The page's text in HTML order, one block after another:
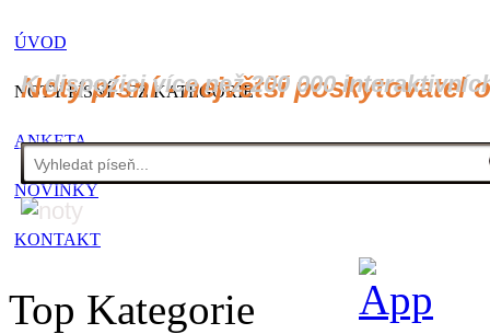
ÚVOD
NOTY PÍSNÍ - CZ KATEGORIE
ANKETA
NOVINKY
KONTAKT
Noty písní - největší poskytovatel
K dispozici více než 200 000
Top Kategorie